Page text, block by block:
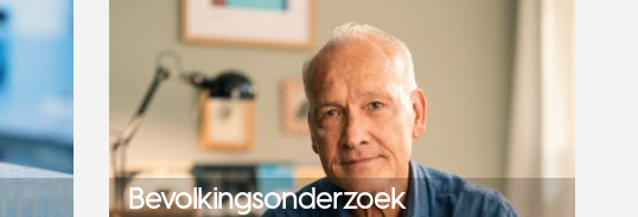
Bevolkingsonderzoek